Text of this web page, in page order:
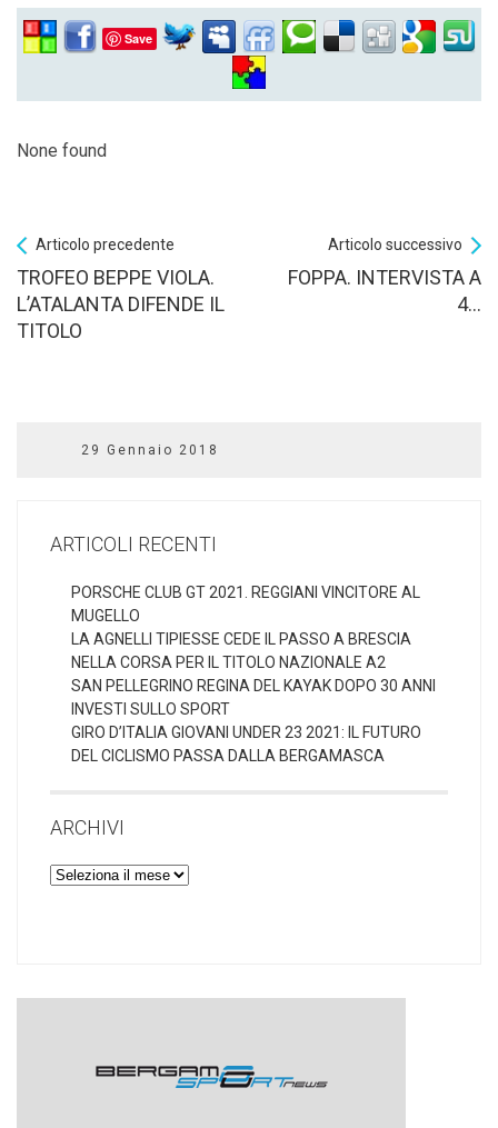
Save
None found
Articolo precedente
TROFEO BEPPE VIOLA.
L’ATALANTA DIFENDE IL
TITOLO
Articolo successivo
FOPPA. INTERVISTA A
4…
29 Gennaio 2018
ARTICOLI RECENTI
PORSCHE CLUB GT 2021. REGGIANI VINCITORE AL
MUGELLO
LA AGNELLI TIPIESSE CEDE IL PASSO A BRESCIA
NELLA CORSA PER IL TITOLO NAZIONALE A2
SAN PELLEGRINO REGINA DEL KAYAK DOPO 30 ANNI
INVESTI SULLO SPORT
GIRO D’ITALIA GIOVANI UNDER 23 2021: IL FUTURO
DEL CICLISMO PASSA DALLA BERGAMASCA
ARCHIVI
Archivi